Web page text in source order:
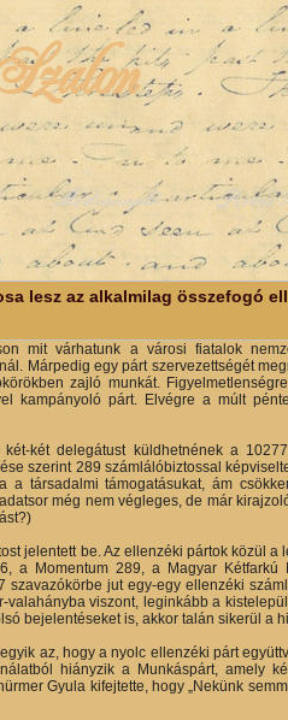
Médianapló
lesz az alkalmilag összefogó
mit várhatunk a városi fiatalok
Márpedig egy párt szervezettségét
zajló munkát.
kampányoló párt. Elvégre a múlt
két delegátust küldhetnének a
szerint 289 számlálóbiztossal
társadalmi támogatásukat, ám
még nem végleges, de már
jelentett be. Az ellenzéki pártok közül
a Momentum 289, a Magyar
jut egy-egy ellenzéki
viszont, leginkább a
bejelentéseket is, akkor talán sikerül a
az, hogy a nyolc ellenzéki párt
hiányzik a Munkáspárt, amely
Gyula kifejtette, hogy „Nekünk